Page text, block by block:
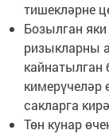
тишекләрне
Бозылган
ризыкларны
кайнатылган
кимерүчеләр
сакларга
Төн кунар